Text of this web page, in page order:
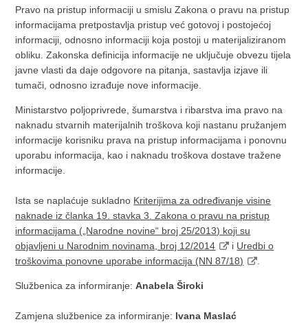
Pravo na pristup informaciji u smislu Zakona o pravu na pristup
informacijama pretpostavlja pristup već gotovoj i postojećoj
informaciji, odnosno informaciji koja postoji u materijaliziranom
obliku. Zakonska definicija informacije ne uključuje obvezu tijela
javne vlasti da daje odgovore na pitanja, sastavlja izjave ili
tumači, odnosno izrađuje nove informacije.
Ministarstvo poljoprivrede, šumarstva i ribarstva ima pravo na
naknadu stvarnih materijalnih troškova koji nastanu pružanjem
informacije korisniku prava na pristup informacijama i ponovnu
uporabu informacija, kao i naknadu troškova dostave tražene
informacije.
Ista se naplaćuje sukladno Kriterijima za određivanje visine
naknade iz članka 19. stavka 3. Zakona o pravu na pristup
informacijama („Narodne novine“ broj 25/2013) koji su
objavljeni u Narodnim novinama, broj 12/2014
i Uredbi o
troškovima ponovne uporabe informacija (NN 87/18)
Službenica za informiranje:Anabela Široki
Zamjena službenice za informiranje: Ivana Maslać